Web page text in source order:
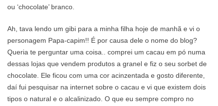
ou ‘chocolate’ branco.
Ah, tava lendo um gibi para a minha filha hoje de manhã e vi o
personagem Papa-capim!! É por causa dele o nome do blog?
Queria te perguntar uma coisa.. comprei um cacau em pó numa
dessas lojas que vendem produtos a granel e fiz o seu sorbet de
chocolate. Ele ficou com uma cor acinzentada e gosto diferente,
daí fui pesquisar na internet sobre o cacau e vi que existem dois
tipos o natural e o alcalinizado. O que eu sempre compro no